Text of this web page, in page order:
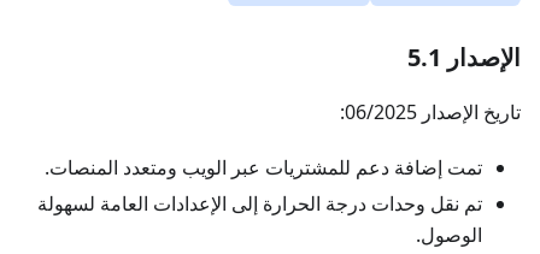
الإصدار 5.1
تاريخ الإصدار 06/2025:
تمت إضافة دعم للمشتريات عبر الويب ومتعدد المنصات.
تم نقل وحدات درجة الحرارة إلى الإعدادات العامة لسهولة
الوصول.